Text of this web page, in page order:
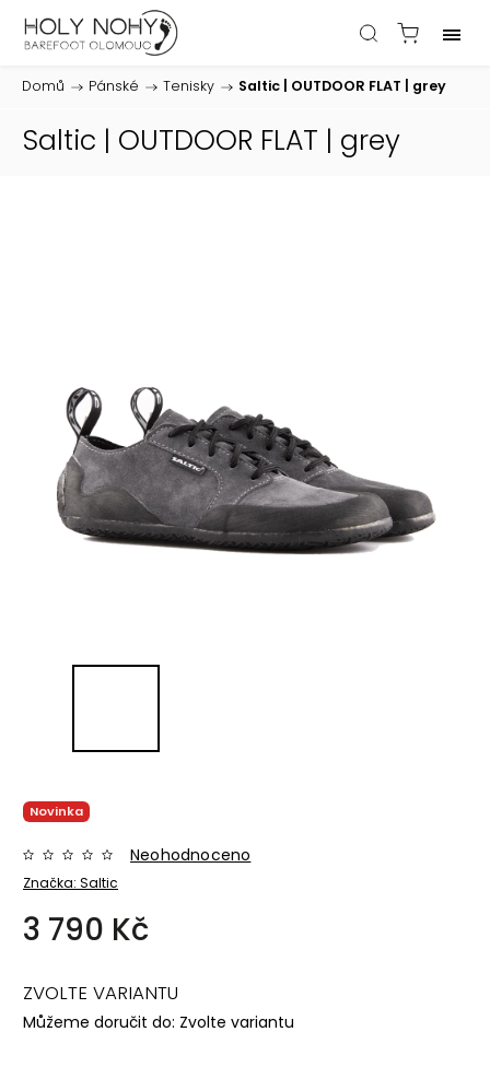
Domů / Pánské / Tenisky / Saltic | OUTDOOR FLAT | grey
Saltic | OUTDOOR FLAT | grey
Novinka
Značka: Saltic
Neohodnoceno
3 790 Kč
ZVOLTE VARIANTU
Můžeme doručit do: Zvolte variantu